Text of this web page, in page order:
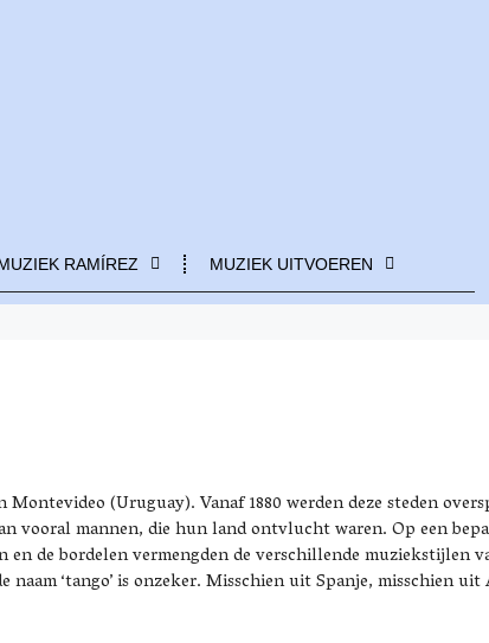
RAMÍREZ MUZIEK UITVOEREN
(Uruguay). Vanaf 1880 werden deze steden
vooral mannen, die hun land ontvlucht waren. Op een
de bordelen vermengden de verschillende muziekstijlen
‘tango’ is onzeker. Misschien uit Spanje, misschien